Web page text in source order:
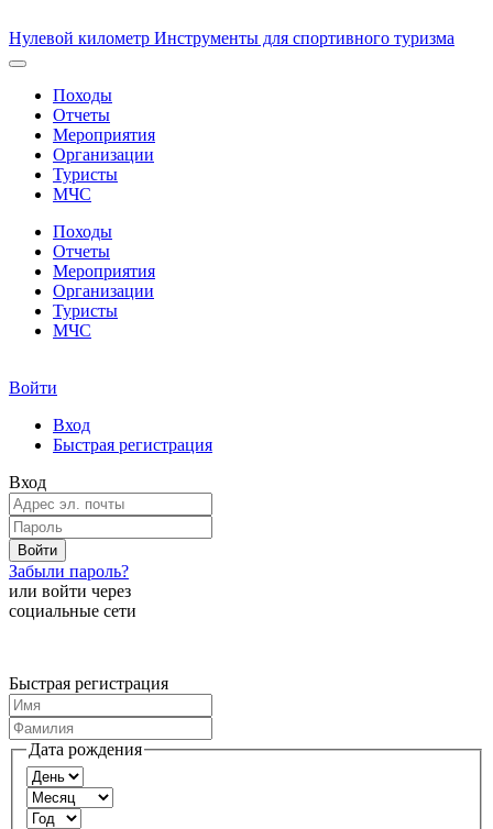
Нулевой километр Инструменты для спортивного туризма
Походы
Отчеты
Мероприятия
Организации
Туристы
МЧС
Походы
Отчеты
Мероприятия
Организации
Туристы
МЧС
Войти
Вход
Быстрая регистрация
Вход
Войти
Забыли пароль?
или войти через
социальные сети
Быстрая регистрация
Дата рождения